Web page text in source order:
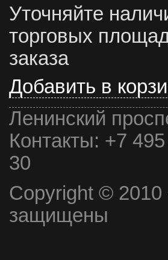
Уточняйте
торговых
заказа
Добавить в
Ленинский
Контакты: +7
30
Copyright © 2010
защищены